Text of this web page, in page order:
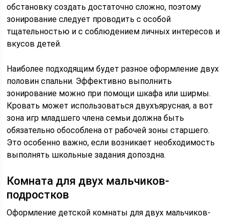
обстановку создать достаточно сложно, поэтому
зонирование следует проводить с особой
тщательностью и с соблюдением личных интересов и
вкусов детей.
Наиболее подходящим будет разное оформление двух
половин спальни. Эффективно выполнить
зонирование можно при помощи шкафа или ширмы.
Кровать может использоваться двухъярусная, а вот
зона игр младшего члена семьи должна быть
обязательно обособлена от рабочей зоны старшего.
Это особенно важно, если возникает необходимость
выполнять школьные задания допоздна.
Комната для двух мальчиков-
подростков
Оформление детской комнаты для двух мальчиков-